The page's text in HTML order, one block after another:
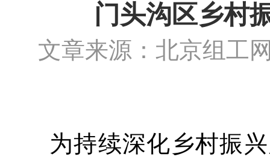
门头沟区乡村
文章来源：北京组
为持续深化乡村振